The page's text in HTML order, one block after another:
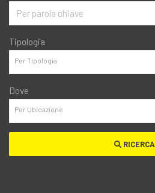
Tipologia
Dove
RICERCA